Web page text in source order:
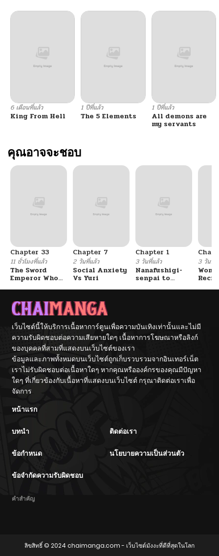
6 เดือนที่แล้ว
King From Hell
1 ปีที่แล้ว
The 5 Elements
1 ปีที่แล้ว
All demons are
my servants
คุณอาจจะชอบ
Chapter 33
11 ชั่วโมงที่แล้ว
The Sword
Emperor Who
จักรพรรดิเทพดาบ
ผงาดเหนือชาติภพ
Chapter 7
2 วันที่แล้ว
Social Anxiety
Vs Yuri
Chapter 1
3 วันที่แล้ว
Nanafushigi-
senpai to
3 วันที่
เว็บไซต์นี้ให้บริการเนื้อหาการ์ตูนเพื่อความบันเทิงเท่านั้นและไม่มี
ความรับผิดชอบต่อความเสียหายใดๆ เนื้อหาการโฆษณาหรือลิงก์
ของบุคคลที่สามที่แสดงบนเว็บไซต์ของเรา
ข้อมูลและภาพทั้งหมดบนเว็บไซต์ถูกเก็บรวบรวมจากอินเทอร์เน็ต
เราไม่รับผิดชอบต่อเนื้อหาใดๆ หากคุณหรือองค์กรของคุณมีปัญหา
ใดๆ ที่เกี่ยวข้องกับเนื้อหาที่แสดงบนเว็บไซต์ กรุณาติดต่อเราเพื่อ
จัดการ
หน้าแรก
บทนำ ติดต่อเรา
ข้อกำหนด นโยบายความเป็นส่วนตัว
ข้อจำกัดความรับผิดชอบ
คำสำคัญ
ลิขสิทธิ์ © 2024 chaimanga.com- เว็บไซต์มังงะที่ดีที่สุดในโลก